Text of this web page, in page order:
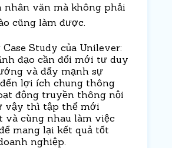
nhân văn mà không phải
cũng làm được.
Study của Unilever:
đạo cần đổi mới tư duy
và đẩy mạnh sự
lợi ích chung thông
động truyền thông nội
vậy thì tập thể mới
và cùng nhau làm việc
mang lại kết quả tốt
nghiệp.